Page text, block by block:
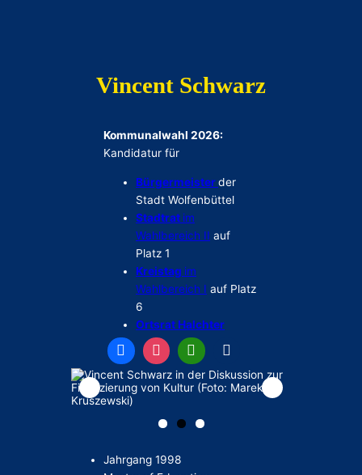
Vincent Schwarz
Kommunalwahl 2026:
Kandidatur für
Bürgermeisterder
Stadt Wolfenbüttel
Stadtrat im
Wahlbereich II auf
Platz 1
Kreistag im
Wahlbereich I auf Platz
6
Ortsrat Halchter
Jahrgang 1998